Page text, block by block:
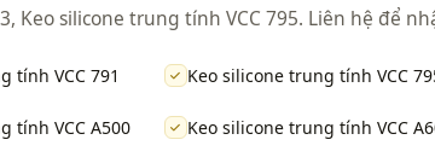
Keo silicone trung tính VCC 795. Liên hệ để
tính VCC 791 Keo silicone trung tính VCC
tính VCC A500 Keo silicone trung tính VCC